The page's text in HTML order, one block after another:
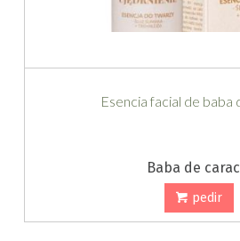
Esencia facial de baba
Baba de
pedir